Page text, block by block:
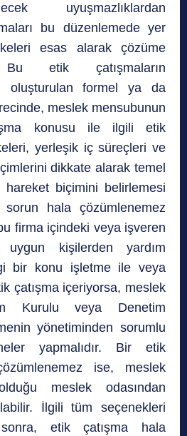
uyuşmazlıklardan
bu düzenlemede yer
esas alarak çözüme
Bu etik çatışmaların
oluşturulan formel ya da
meslek mensubunun
konusu ile ilgili etik
yerleşik iç süreçleri ve
dikkate alarak temel
biçimini belirlemesi
sorun hala çözümlenemez
firma içindeki veya işveren
uygun kişilerden yardım
bir konu işletme ile veya
çatışma içeriyorsa, meslek
Kurulu veya Denetim
yönetiminden sorumlu
yapmalıdır. Bir etik
ise, meslek
meslek odasından
İlgili tüm seçenekleri
sonra, etik çatışma hala